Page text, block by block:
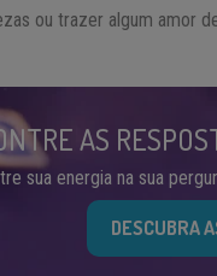
ou trazer algum amor
AS
sua energia na sua
DESCUBRA